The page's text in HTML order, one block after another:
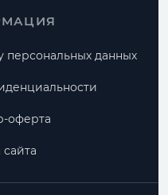
персональных данных
оферта
сайта